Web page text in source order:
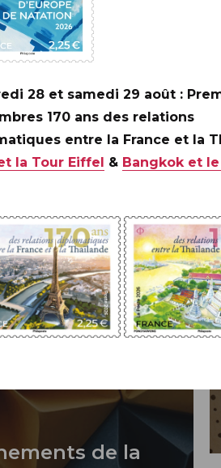
de la
28 et samedi 29 août :
170 ans des relations
entre la France et la
la Tour Eiffel & Bangkok et